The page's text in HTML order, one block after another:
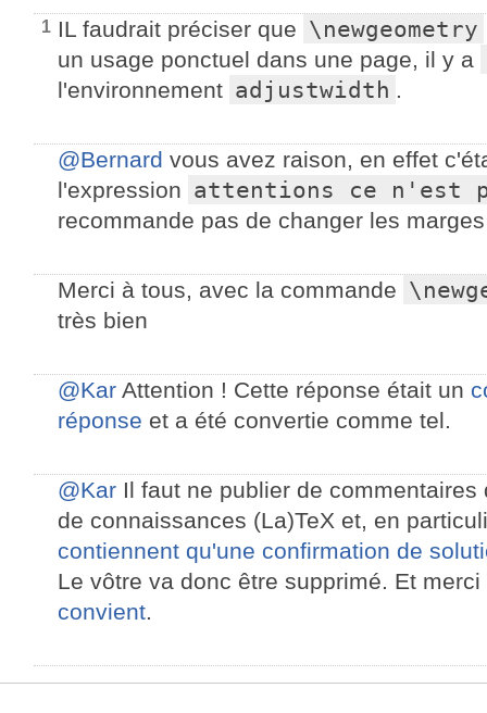
1 IL faudrait préciser que \newgeometry
un usage ponctuel dans une page, il y a
l'environnement adjustwidth .
@Bernard vous avez raison, en effet
l'expression attentions ce n'est
recommande pas de changer les
Merci à tous, avec la commande
très bien
@Kar Attention ! Cette réponse était un
réponse et a été convertie comme tel.
@Kar Il faut ne publier de
de connaissances (La)TeX et, en
contiennent qu'une confirmation de
Le vôtre va donc être supprimé. Et merci
convient.